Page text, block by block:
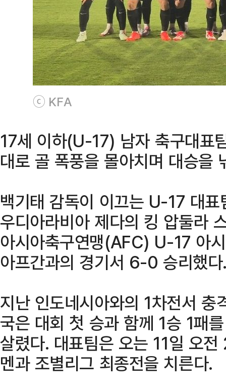
ⓒ KFA
17세 이하(U-17) 남자 축구대표
대로 골 폭풍을 몰아치며 대승을
백기태 감독이 이끄는 U-17 대
우디아라비아 제다의 킹 압둘라
아시아축구연맹(AFC) U-17 아
아프간과의 경기서 6-0 승리했
지난 인도네시아와의 1차전서
국은 대회 첫 승과 함께 1승 1패
살렸다. 대표팀은 오는 11일 오
멘과 조별리그 최종전을 치른다.